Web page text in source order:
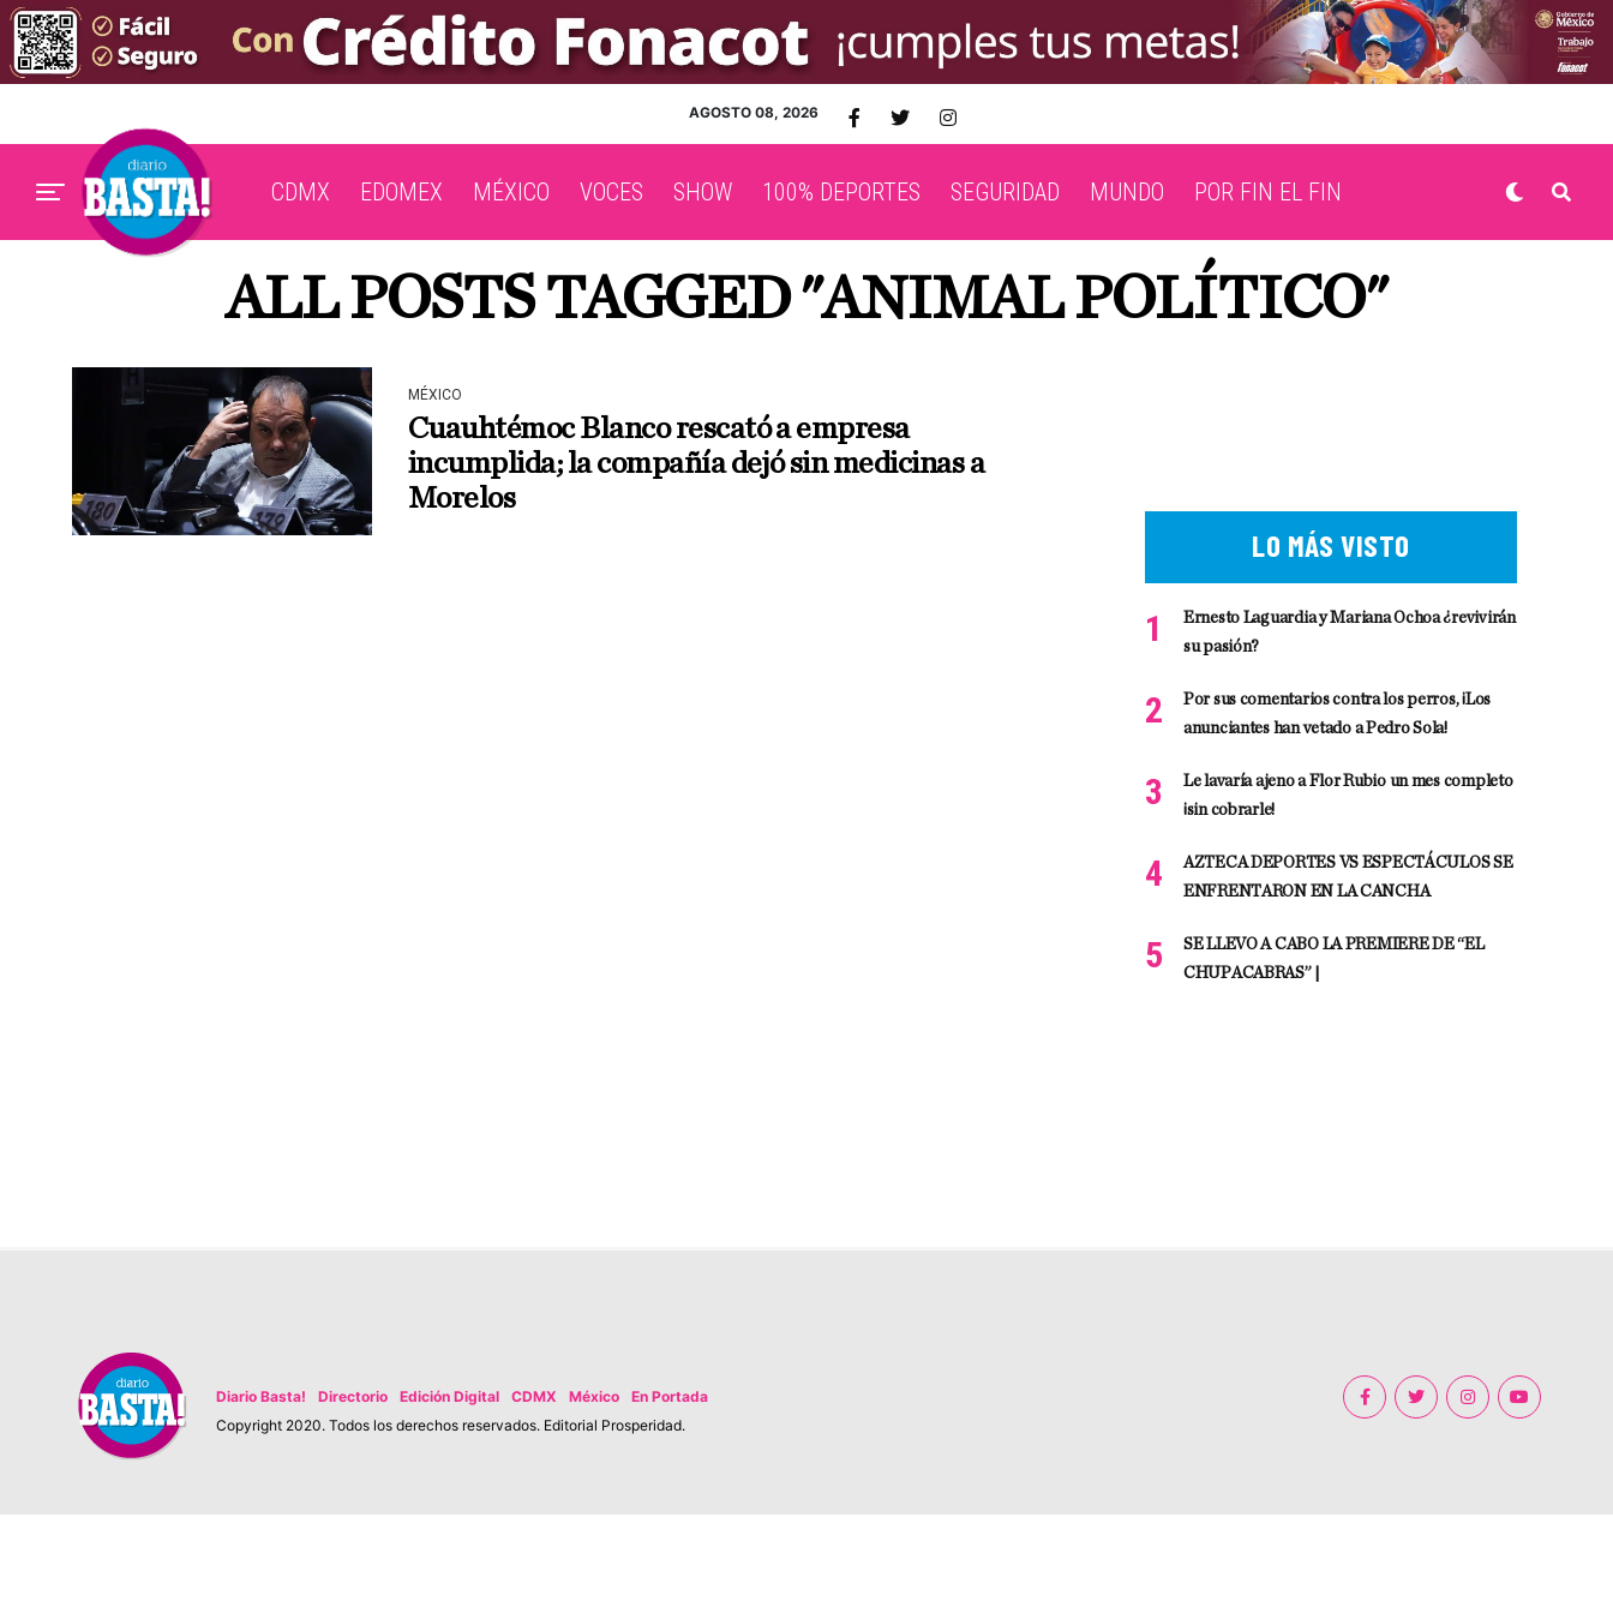
AGOSTO 08, 2026
CDMX EDOMEX MÉXICO VOCES SHOW 100% DEPORTES SEGURIDAD MUNDO POR FIN EL FIN
ALL POSTS TAGGED "ANIMAL POLÍTICO"
MÉXICO
Cuauhtémoc Blanco rescató a empresa
incumplida; la compañía dejó sin medicinas a
Morelos
LO MÁS VISTO
Ernesto Laguardia y Mariana Ochoa ¿revivirán
su pasión?
Por sus comentarios contra los perros, ¡Los
anunciantes han vetado a Pedro Sola!
Le lavaría ajeno a Flor Rubio un mes completo
¡sin cobrarle!
AZTECA DEPORTES VS ESPECTÁCULOS SE
ENFRENTARON EN LA CANCHA
SE LLEVO A CABO LA PREMIERE DE “EL
CHUPACABRAS” |
Diario Basta! Directorio Edición Digital CDMX México
En Portada
Copyright 2020. Todos los derechos reservados. Editorial Prosperidad.